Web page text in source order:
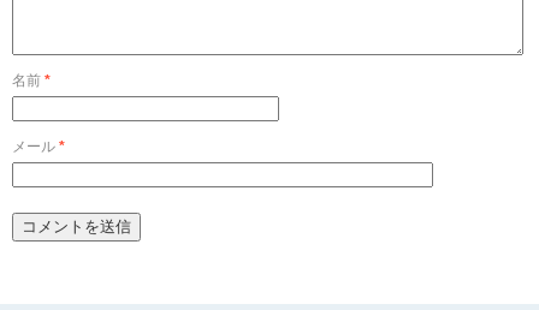
名前 *
メール *